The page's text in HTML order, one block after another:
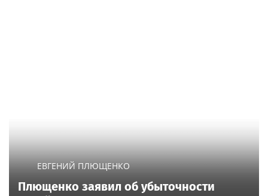
ЕВГЕНИЙ ПЛЮЩЕНКО
Плющенко заявил об убыточности